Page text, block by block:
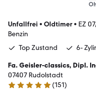
Unfallfrei • Oldtimer• EZ
Benzin
Top Zustand
6-
Fa. Geisler-classics, Dipl.
Kraftfahrzeugtechnik Enrico
07407 Rudolstadt
4.8 Sterne
(151)